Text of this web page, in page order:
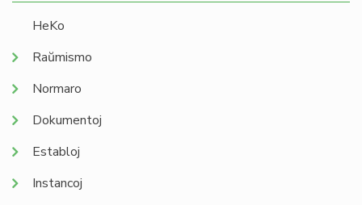
HeKo
Raŭmismo
Normaro
Dokumentoj
Establoj
Instancoj